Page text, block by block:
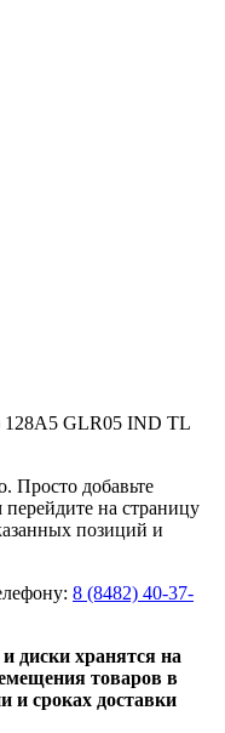
128A5 GLR05 IND TL
Просто добавьте
на страницу
позиций и
8 (8482) 40-37-
диски хранятся на
товаров в
и сроках доставки